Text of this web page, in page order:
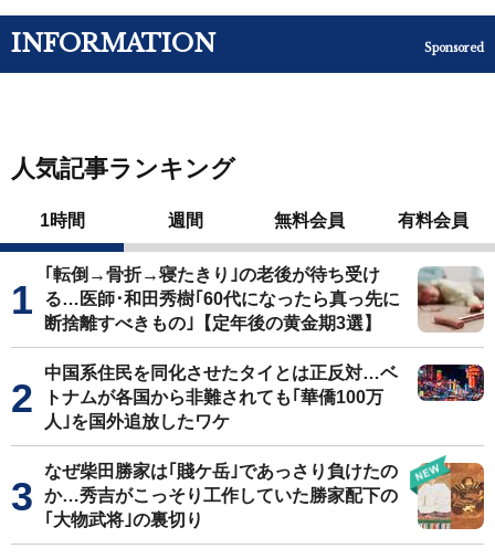
INFORMATION Sponsored
人気記事ランキング
1時間 週間 無料会員 有料会員
｢転倒→骨折→寝たきり｣の老後が待ち受け
る…医師･和田秀樹｢60代になったら真っ先に
断捨離すべきもの｣【定年後の黄金期3選】
中国系住民を同化させたタイとは正反対…ベ
トナムが各国から非難されても｢華僑100万
人｣を国外追放したワケ
なぜ柴田勝家は｢賤ケ岳｣であっさり負けたの
か…秀吉がこっそり工作していた勝家配下の
｢大物武将｣の裏切り